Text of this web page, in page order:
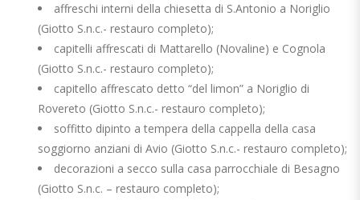
affreschi interni della chiesetta di S.Antonio a Noriglio
(Giotto S.n.c.- restauro completo);
capitelli affrescati di Mattarello (Novaline) e Cognola
(Giotto S.n.c.- restauro completo);
capitello affrescato detto “del limon” a Noriglio di
Rovereto (Giotto S.n.c.- restauro completo);
soffitto dipinto a tempera della cappella della casa
soggiorno anziani di Avio (Giotto S.n.c.- restauro completo);
decorazioni a secco sulla casa parrocchiale di Besagno
(Giotto S.n.c. – restauro completo);